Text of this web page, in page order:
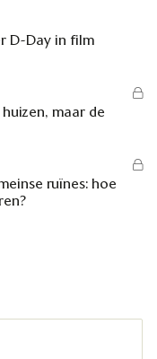
D-Day in film
maar de
ruïnes: hoe